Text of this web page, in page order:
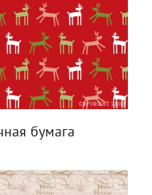
бумага